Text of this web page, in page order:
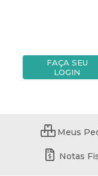
FAÇA SEU
LOGIN
Meus
Notas